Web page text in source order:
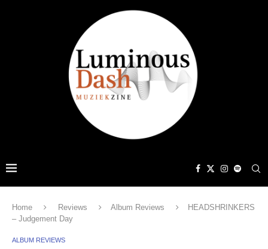
Home Reviews Album Reviews
HEADSHRINKERS
– Judgement Day
ALBUM REVIEWS